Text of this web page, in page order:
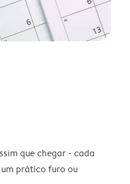
que chegar - cada
prático furo ou